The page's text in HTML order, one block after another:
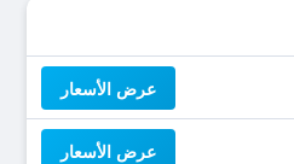
عرض الأسعار
عرض الأسعار